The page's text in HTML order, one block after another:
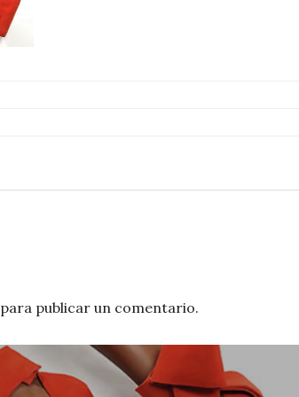
para publicar un comentario.